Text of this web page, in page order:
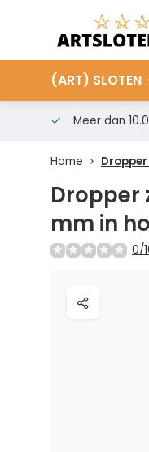
(ART) SLOTEN
Meer dan
Home
Dropper
mm in
0/